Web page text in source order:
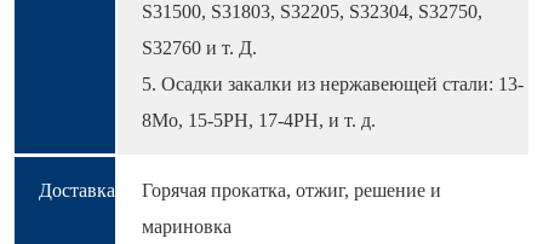
S31500, S31803, S32205, S32304, S32750,
S32760 и т. Д.
5. Осадки закалки из нержавеющей стали: 13-
8Mo, 15-5РН, 17-4РН, и т. д.
Доставка
Горячая прокатка, отжиг, решение и
мариновка